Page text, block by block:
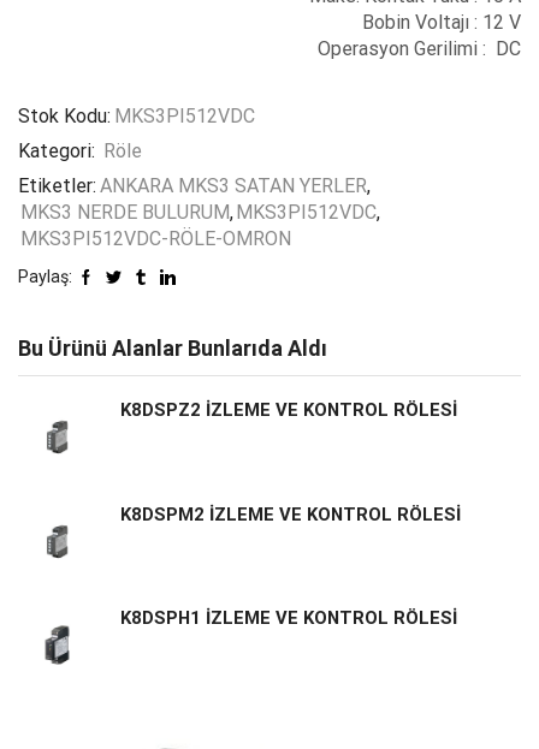
Bobin Voltajı : 12 V
Operasyon Gerilimi : DC
Stok Kodu: MKS3PI512VDC
Kategori: Röle
Etiketler: ANKARA MKS3 SATAN YERLER,
MKS3 NERDE BULURUM,MKS3PI512VDC,
MKS3PI512VDC-RÖLE-OMRON
Paylaş:
Bu Ürünü Alanlar Bunlarıda Aldı
K8DSPZ2 İZLEME VE KONTROL RÖLESİ
K8DSPM2 İZLEME VE KONTROL RÖLESİ
K8DSPH1 İZLEME VE KONTROL RÖLESİ